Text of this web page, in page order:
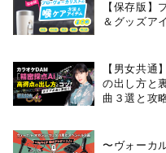
【保存版】
＆グッズア
【男女共通
の出し方と
曲３選と攻
〜ヴォーカ